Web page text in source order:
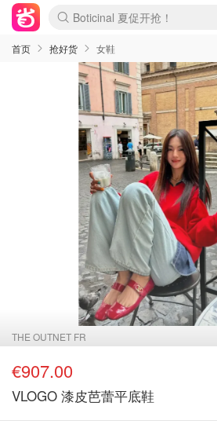
4折！lulu周四疯狂上新
还没结束！&OtherStories大促
Joybuy变相75折 随时失效
速领！Stanley独家85折
疑似霸哥！Camper额外叠85折
Zalando 奥莱闪促！每日更新
Moncler反季囤！5折起+叠9折
Coach Brooklyn仅€192
首页 抢好货 女鞋
THE OUTNET FR
€907.00
VLOGO 漆皮芭蕾平底鞋